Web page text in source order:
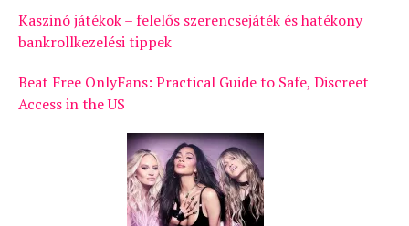
Kaszinó játékok – felelős szerencsejáték és hatékony
bankrollkezelési tippek
Beat Free OnlyFans: Practical Guide to Safe, Discreet
Access in the US